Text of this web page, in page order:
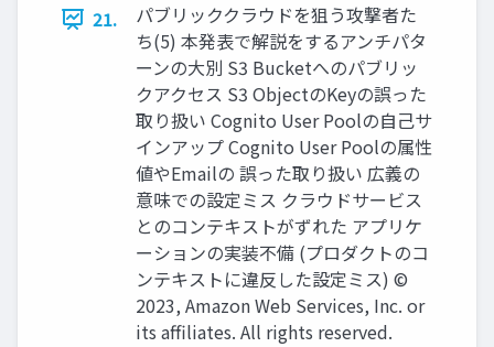
21.
パブリッククラウドを狙う攻撃者た
ち(5) 本発表で解説をするアンチパタ
ーンの大別 S3 Bucketへのパブリッ
クアクセス S3 ObjectのKeyの誤った
取り扱い Cognito User Poolの自己サ
インアップ Cognito User Poolの属性
値やEmailの 誤った取り扱い 広義の
意味での設定ミス クラウドサービス
とのコンテキストがずれた アプリケ
ーションの実装不備 (プロダクトのコ
ンテキストに違反した設定ミス) ©
2023, Amazon Web Services, Inc. or
its affiliates. All rights reserved.